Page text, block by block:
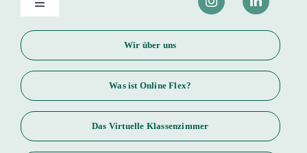
Baden-Württemberg